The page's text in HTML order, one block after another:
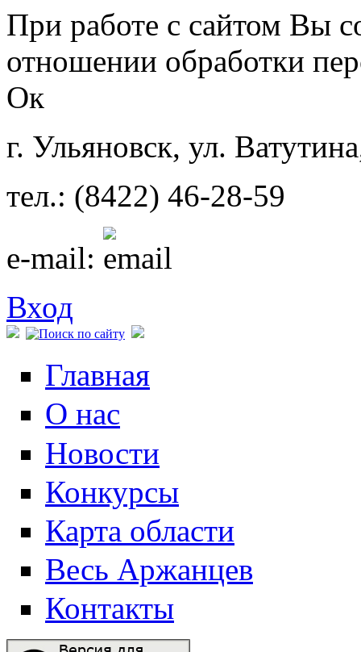
Перейти к основному содержанию
При работе с сайтом Вы
отношении обработки
Ок
г. Ульяновск, ул.
тел.: (8422) 46-28-59
e-mail:
Вход
Главная
О нас
Новости
Конкурсы
Карта области
Весь Аржанцев
Контакты